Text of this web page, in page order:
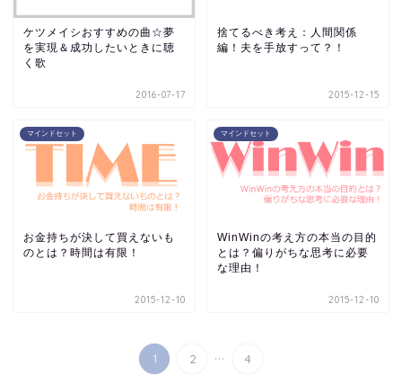
ケツメイシおすすめの曲☆夢
を実現＆成功したいときに聴
く歌
2016-07-17
捨てるべき考え：人間関係
編！夫を手放すって？！
2015-12-15
マインドセット
お金持ちが決して買えないも
のとは？時間は有限！
2015-12-10
マインドセット
WinWinの考え方の本当の目的
とは？偏りがちな思考に必要
な理由！
2015-12-10
1 2 ... 4